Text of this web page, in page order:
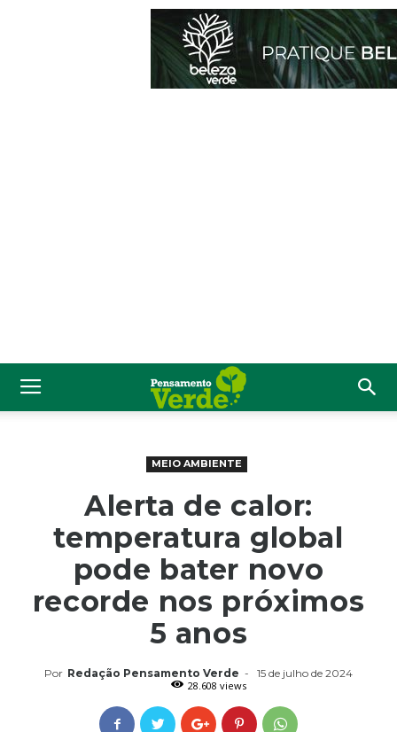
MEIO AMBIENTE
Alerta de calor:
temperatura global
pode bater novo
recorde nos próximos
5 anos
Por Redação Pensamento Verde -
15 de julho de 2024
28.608 views